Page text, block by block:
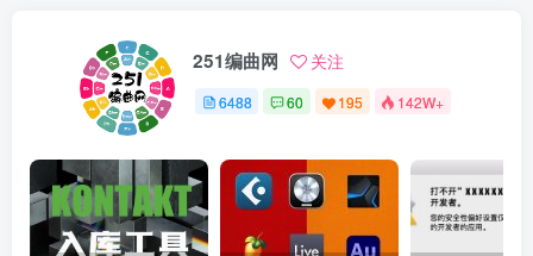
251编曲网 关注
6488 60 195 142W+